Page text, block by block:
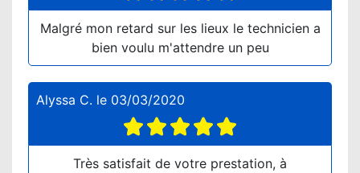
Malgré mon retard sur les lieux le technicien a
bien voulu m'attendre un peu
Alyssa C. le 03/03/2020
Très satisfait de votre prestation, à